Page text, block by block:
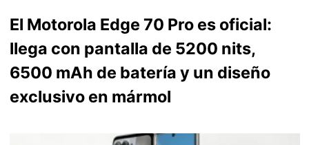
El Motorola Edge 70 Pro es oficial:
llega con pantalla de 5200 nits,
6500 mAh de batería y un diseño
exclusivo en mármol